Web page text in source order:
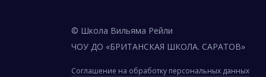
© Школа Вильяма Рейли
ЧОУ ДО «БРИТАНСКАЯ ШКОЛА. САРАТОВ»
Соглашение на обработку персональных данных